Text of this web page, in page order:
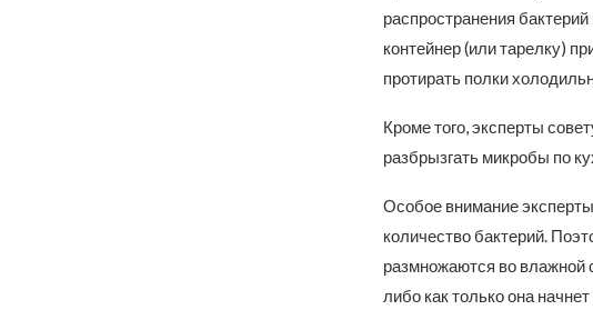
распространения
контейнер (или тарелку)
протирать полки
Кроме того, эксперты
разбрызгать микробы по
Особое внимание
количество бактерий.
размножаются во влажной
либо как только она